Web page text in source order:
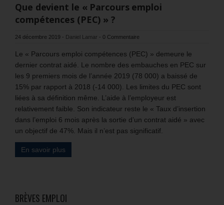
Que devient le « Parcours emploi
compétences (PEC) » ?
24 décembre 2019 - Daniel Lamar - 0 Commentaire
Le « Parcours emploi compétences (PEC) » demeure le
dernier contrat aidé. Le nombre des embauches en PEC sur
les 9 premiers mois de l’année 2019 (78 000) a baissé de
15% par rapport à 2018 (-14 000). Les limites du PEC sont
liées à sa définition même. L’aide à l’employeur est
relativement faible. Son indicateur reste le « Taux d’insertion
dans l’emploi 6 mois après la sortie d’un contrat aidé » avec
un objectif de 47%. Mais il n’est pas significatif.
En savoir plus
BRÈVES EMPLOI